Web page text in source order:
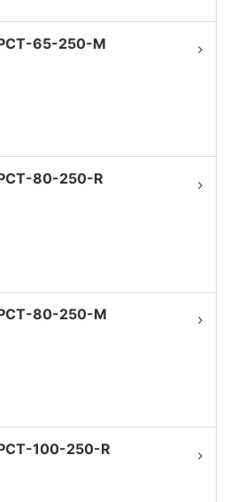
65-250-M
80-250-R
80-250-M
100-250-R